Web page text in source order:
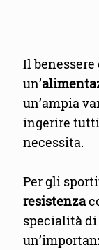
Il
un’
un’ampia
ingerire
necessita.
Per gli
resistenza
specialità di